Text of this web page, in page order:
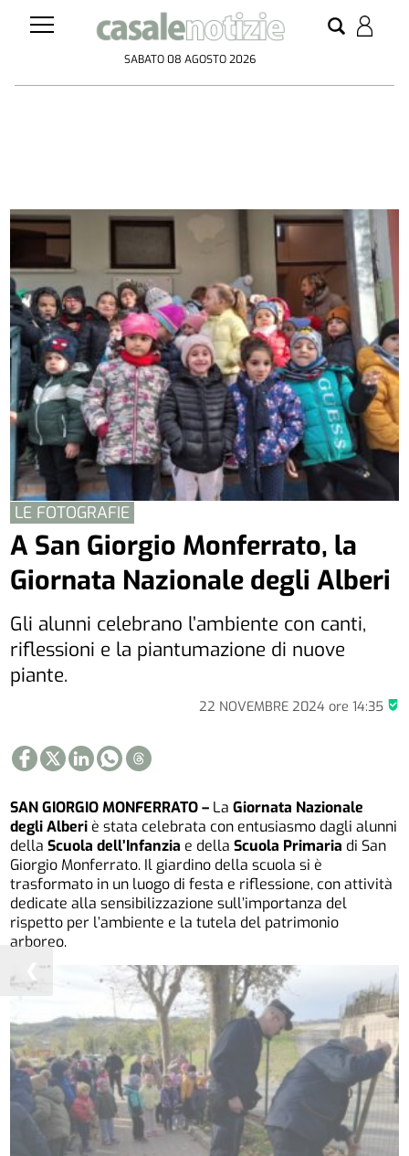
SABATO 08 AGOSTO 2026
22 NOVEMBRE 2024 ore 14:35
LE FOTOGRAFIE
A San Giorgio Monferrato, la
Giornata Nazionale degli Alberi
Gli alunni celebrano l’ambiente con canti,
riflessioni e la piantumazione di nuove
piante.
SAN GIORGIO MONFERRATO – LaGiornata Nazionale
degli Alberi è stata celebrata con entusiasmo dagli alunni
dellaScuola dell’Infanzia e dellaScuola Primaria di San
Giorgio Monferrato. Il giardino della scuola si è
trasformato in un luogo di festa e riflessione, con attività
dedicate alla sensibilizzazione sull’importanza del
rispetto per l’ambiente e la tutela del patrimonio
arboreo.